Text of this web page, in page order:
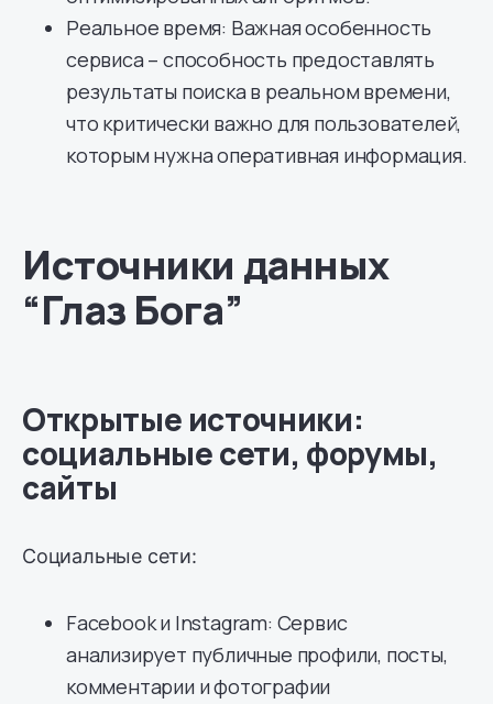
Реальное время: Важная особенность
сервиса – способность предоставлять
результаты поиска в реальном времени,
что критически важно для пользователей,
которым нужна оперативная информация.
Источники данных
“Глаз Бога”
Открытые источники:
социальные сети, форумы,
сайты
Социальные сети:
Facebook и Instagram: Сервис
анализирует публичные профили, посты,
комментарии и фотографии